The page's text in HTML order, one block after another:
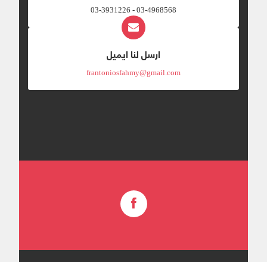
03-4968568 - 03-3931226
ارسل لنا ايميل
frantoniosfahmy@gmail.com